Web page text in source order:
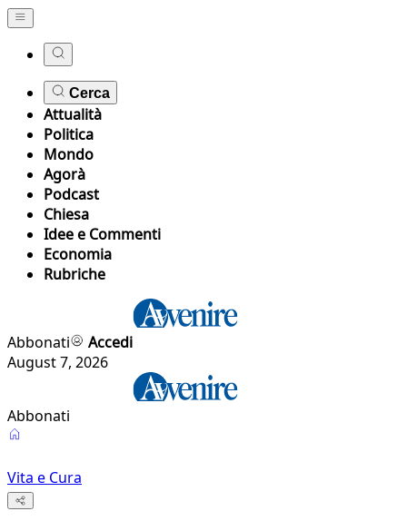
Cerca
Attualità
Politica
Mondo
Agorà
Podcast
Chiesa
Idee e Commenti
Economia
Rubriche
Abbonati
Accedi
August 7, 2026
Abbonati
Vita e Cura